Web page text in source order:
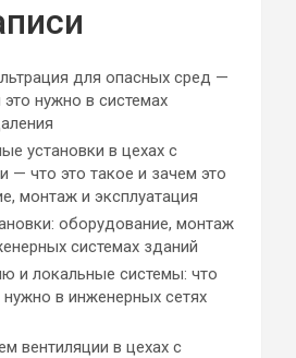
для опасных сред —
нужно в системах
установки в цехах с
— что это такое и зачем это
монтаж и эксплуатация
оборудование, монтаж
системах зданий
и локальные системы: что
нужно в инженерных сетях
вентиляции в цехах с